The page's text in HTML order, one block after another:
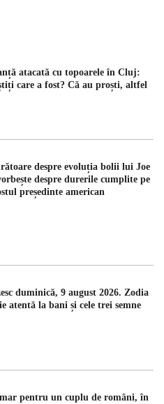
atacată cu topoarele în Cluj:
care a fost? Că au proști, altfel
despre evoluția bolii lui Joe
despre durerile cumplite pe
președinte american
duminică, 9 august 2026. Zodia
atentă la bani și cele trei semne
pentru un cuplu de români, în